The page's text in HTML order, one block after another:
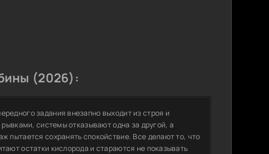
(2026):
задания внезапно выходит из строя и
системы отказывают одна за другой, а
пытается сохранять спокойствие. Все делают то, что
остатки кислорода и стараются не показывать